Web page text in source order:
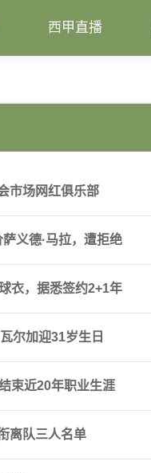
西甲直播
市场网红俱乐部
义德·马拉，遭拒绝
衣，据悉签约2+1年
尔加迎31岁生日
束近20年职业生涯
离队三人名单